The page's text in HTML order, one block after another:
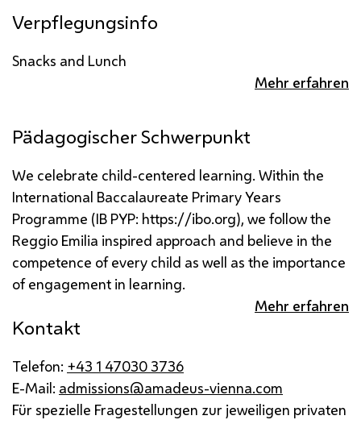
Verpflegungsinfo
Snacks and Lunch
Mehr erfahren
Pädagogischer Schwerpunkt
We celebrate child-centered learning. Within the
International Baccalaureate Primary Years
Programme (IB PYP: https://ibo.org), we follow the
Reggio Emilia inspired approach and believe in the
competence of every child as well as the importance
of engagement in learning.
Mehr erfahren
Kontakt
Telefon: +43 1 47030 3736
E-Mail: admissions@amadeus-vienna.com
Für spezielle Fragestellungen zur jeweiligen privaten